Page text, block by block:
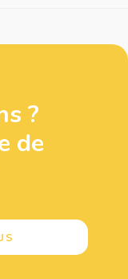
?
de